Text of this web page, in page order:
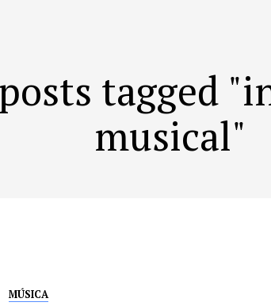
tagged
musical"
MÚSICA